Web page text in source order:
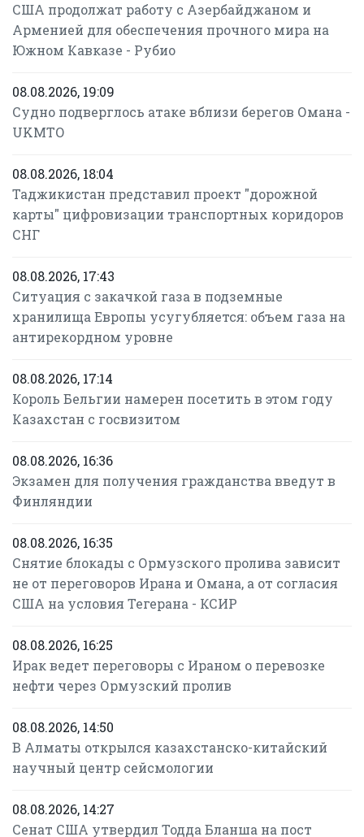
США продолжат работу с Азербайджаном и
Арменией для обеспечения прочного мира на
Южном Кавказе - Рубио
08.08.2026, 19:09
Судно подверглось атаке вблизи берегов Омана -
UKMTO
08.08.2026, 18:04
Таджикистан представил проект "дорожной
карты" цифровизации транспортных коридоров
СНГ
08.08.2026, 17:43
Ситуация с закачкой газа в подземные
хранилища Европы усугубляется: объем газа на
антирекордном уровне
08.08.2026, 17:14
Король Бельгии намерен посетить в этом году
Казахстан с госвизитом
08.08.2026, 16:36
Экзамен для получения гражданства введут в
Финляндии
08.08.2026, 16:35
Снятие блокады с Ормузского пролива зависит
не от переговоров Ирана и Омана, а от согласия
США на условия Тегерана - КСИР
08.08.2026, 16:25
Ирак ведет переговоры с Ираном о перевозке
нефти через Ормузский пролив
08.08.2026, 14:50
В Алматы открылся казахстанско-китайский
научный центр сейсмологии
08.08.2026, 14:27
Сенат США утвердил Тодда Бланша на пост